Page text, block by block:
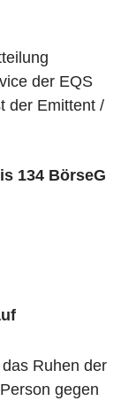
der EQS
der Emittent /
134 BörseG
Ruhen der
gegen